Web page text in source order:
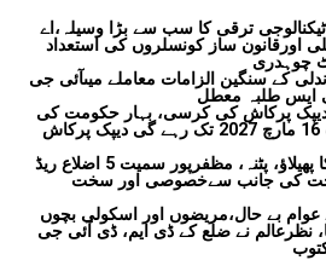
ترقی کا سب سے بڑا وسیلہ،اے
اورقانون ساز کونسلروں کی استعداد
چوہدری
کے سنگین الزامات معاملے میںآئی جی
پرکاش کی کرسی، بہار حکومت کی
سفارش پر لیا گیا فیصلہ،اب 16 مارچ 2027 تک رہے گی دیپک پرکاش
بہار کے 5 اضلاع میں ڈینگو کا پھیلاؤ، پٹنہ، مظفرپور سمیت 5 اضلاع ریڈ
کی جانب سےخصوصی اور سخت
بے حال،مریضوں اور اسکولی بچوں
نظرعالم نے ضلع کے ڈی ایم، ڈی آئی جی